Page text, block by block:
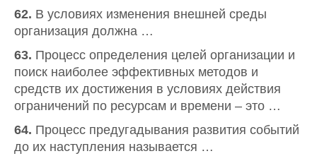
62. В условиях изменения внешней среды
организация должна …
63. Процесс определения целей организации и
поиск наиболее эффективных методов и
средств их достижения в условиях действия
ограничений по ресурсам и времени – это …
64. Процесс предугадывания развития событий
до их наступления называется …